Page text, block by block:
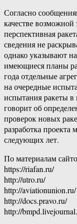
Согласно
качестве
перспективная
сведения не
однако указывают
имеющиеся планы
года отдельные
на очередные
испытания ракеты
говорит об
проверок новых
разработка проекта
следующих лет.
По материалам
https://riafan.ru/
http://utro.ru/
http://aviationunion.ru/
http://docs.pravo.ru/
http://